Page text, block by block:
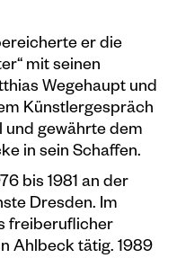
er die
mit seinen
Wegehaupt und
Künstlergespräch
und gewährte dem
in sein Schaffen.
bis 1981 an der
Dresden. Im
freiberuflicher
Ahlbeck tätig. 1989